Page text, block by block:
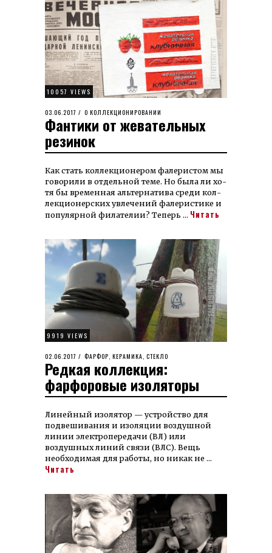
10057 VIEWS
POSTED
ON
03.06.2017 03.05.2026
О КОЛЛЕКЦИОНИРОВАНИИ
Фантики от жевательных
резинок
Как стать коллекционером фале­ристом мы
го­вори­ли в отдельной теме. Но была ли хо­
тя бы вре­мен­ная альтер­­натива среди кол­
лек­ционер­­ских увле­чений фале­ристике и
популярной филателии? Теперь … Читать
9919 VIEWS
POSTED
ON
02.06.2017 15.02.2024
ФАРФОР, КЕРАМИКА, СТЕКЛО
Редкая коллекция:
фарфоровые изоляторы
Линейный изолятор — устройство для
подвешивания и изоляции воздушной
линии электропередачи (ВЛ) или
воздушных линий связи (ВЛС). Вещь
необходимая для работы, но никак не …
Читать